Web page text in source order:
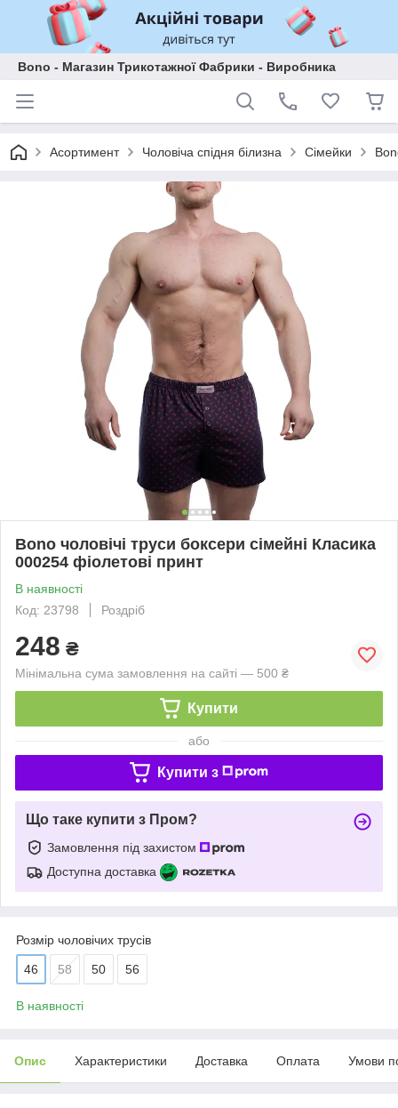
Bono - Магазин Трикотажної Фабрики - Виробника
Асортимент Чоловіча спідня білизна Сімейки
Bono чоловічі труси боксери сімейні Класика
000254 фіолетові принт
В наявності
Код: 23798
Роздріб
248 ₴
Мінімальна сума замовлення на сайті — 500 ₴
Купити
або
Купити з
Що таке купити з Пром?
Замовлення під захистом
Доступна доставка
Розмір чоловічих трусів
46 58 50 56
В наявності
Опис Характеристики Доставка Оплата Умови